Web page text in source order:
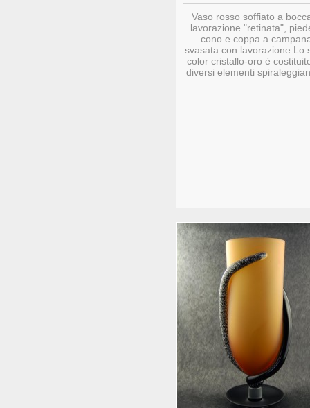
Vaso rosso soffiato a
lavorazione "retinata",
cono e coppa a
svasata con lavorazione Lo
color cristallo-oro è
diversi elementi